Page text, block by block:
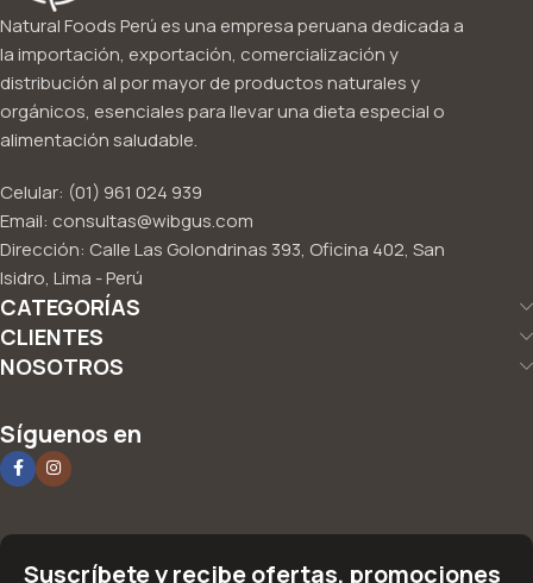
Natural Foods Perú es una empresa peruana dedicada a
la importación, exportación, comercialización y
distribución al por mayor de productos naturales y
orgánicos, esenciales para llevar una dieta especial o
alimentación saludable.
Celular: (01) 961 024 939
Email: consultas@wibgus.com
Dirección: Calle Las Golondrinas 393, Oficina 402, San
Isidro, Lima - Perú
CATEGORÍAS
CLIENTES
NOSOTROS
Síguenos en
Suscríbete y recibe ofertas, promociones